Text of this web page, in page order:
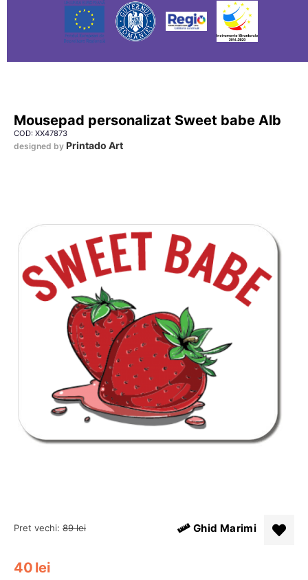
Mousepad personalizat Sweet babe Alb
COD: XX47873
designed by Printado Art
Pret vechi: 89 lei
40 lei
Ghid Marimi